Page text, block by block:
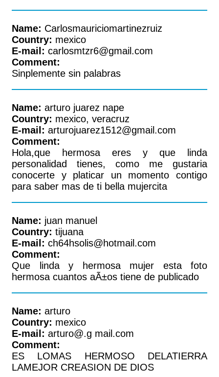
Name: Carlosmauriciomartinezruiz
Country: mexico
E-mail: carlosmtzr6@gmail.com
Comment:
Sinplemente sin palabras
Name: arturo juarez nape
Country: mexico, veracruz
E-mail: arturojuarez1512@gmail.com
Comment:
Hola,que hermosa eres y que linda
personalidad tienes, como me gustaria
conocerte y platicar un momento contigo
para saber mas de ti bella mujercita
Name: juan manuel
Country: tijuana
E-mail: ch64hsolis@hotmail.com
Comment:
Que linda y hermosa mujer esta foto
hermosa cuantos aÃ±os tiene de publicado
Name: arturo
Country: mexico
E-mail: arturo@.g mail.com
Comment:
ES LOMAS HERMOSO DELATIERRA
LAMEJOR CREASION DE DIOS